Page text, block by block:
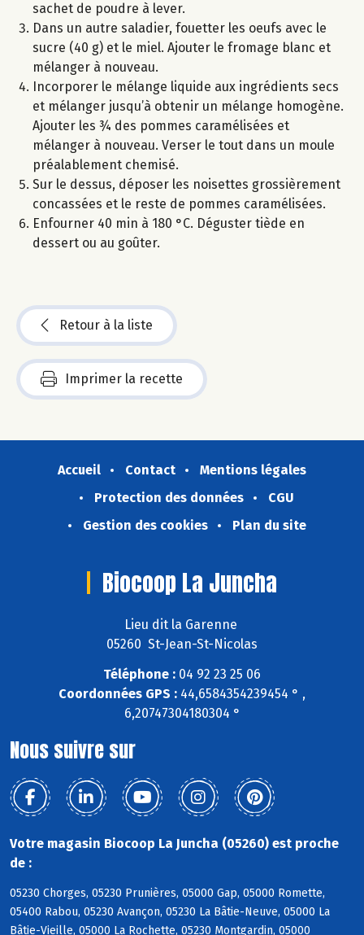
sachet de poudre à lever.
Dans un autre saladier, fouetter les oeufs avec le
sucre (40 g) et le miel. Ajouter le fromage blanc et
mélanger à nouveau.
Incorporer le mélange liquide aux ingrédients secs
et mélanger jusqu’à obtenir un mélange homogène.
Ajouter les ¾ des pommes caramélisées et
mélanger à nouveau. Verser le tout dans un moule
préalablement chemisé.
Sur le dessus, déposer les noisettes grossièrement
concassées et le reste de pommes caramélisées.
Enfourner 40 min à 180 °C. Déguster tiède en
dessert ou au goûter.
Retour à la liste
Imprimer la recette
Accueil Contact
Mentions légales
Protection des données
CGU
Gestion des cookies
Plan du site
Biocoop La Juncha
Lieu dit la Garenne
05260 St-Jean-St-Nicolas
Téléphone : 04 92 23 25 06
Coordonnées GPS : 44,6584354239454 ° ,
6,20747304180304 °
Nous suivre sur
Votre magasin Biocoop La Juncha (05260) est proche
de :
05230 Chorges, 05230 Prunières, 05000 Gap, 05000 Romette,
05400 Rabou, 05230 Avançon, 05230 La Bâtie-Neuve, 05000 La
Bâtie-Vieille, 05000 La Rochette, 05230 Montgardin, 05000